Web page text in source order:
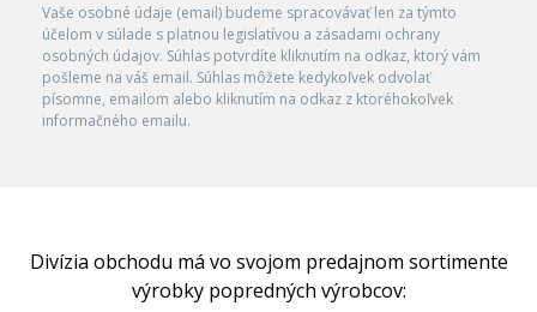
Vaše osobné údaje (email) budeme spracovávať len za týmto
účelom v súlade s platnou legislatívou a zásadami ochrany
osobných údajov. Súhlas potvrdíte kliknutím na odkaz, ktorý vám
pošleme na váš email. Súhlas môžete kedykoľvek odvolať
písomne, emailom alebo kliknutím na odkaz z ktoréhokoľvek
informačného emailu.
Divízia obchodu má vo svojom predajnom sortimente
výrobky popredných výrobcov: